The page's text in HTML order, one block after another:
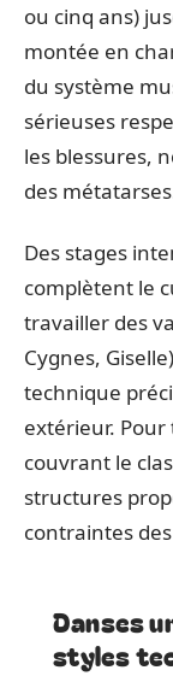
ou cinq ans)
montée en
du système
sérieuses
les blessures,
des
Des stages
complètent le
travailler des
Cygnes,
technique
extérieur.
couvrant le
structures
contraintes
Danses
styles